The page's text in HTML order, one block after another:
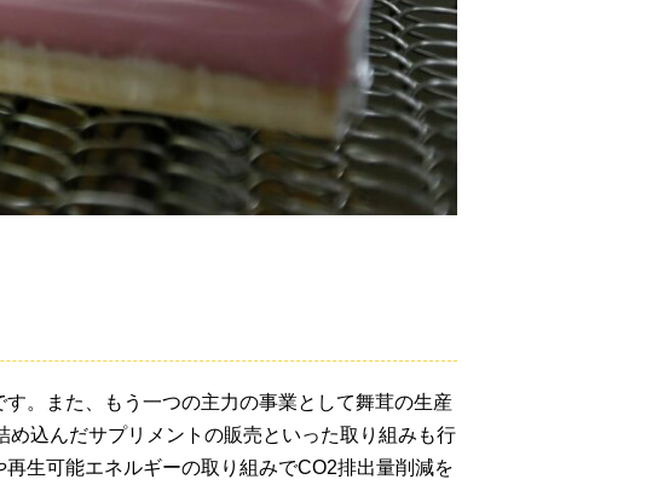
。また、もう一つの主力の事業として舞茸の生産
込んだサプリメントの販売といった取り組みも行
生可能エネルギーの取り組みでCO2排出量削減を